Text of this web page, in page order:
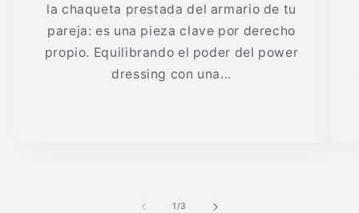
la chaqueta prestada del armario de tu
pareja: es una pieza clave por derecho
propio. Equilibrando el poder del power
dressing con una...
1/de
3